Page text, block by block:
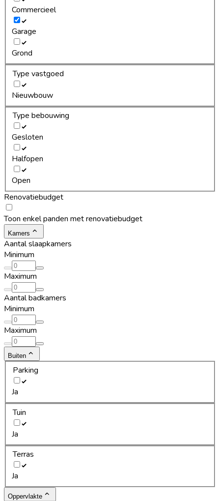
Commercieel
Garage
Grond
Type vastgoed
Nieuwbouw
Type bebouwing
Gesloten
Halfopen
Open
Renovatiebudget
Toon enkel panden met renovatiebudget
Kamers
Aantal slaapkamers
Minimum
Maximum
Aantal badkamers
Minimum
Maximum
Buiten
Parking
Ja
Tuin
Ja
Terras
Ja
Oppervlakte